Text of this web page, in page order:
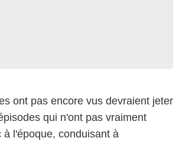
ont pas encore vus devraient jeter
qui n'ont pas vraiment
à l'époque, conduisant à